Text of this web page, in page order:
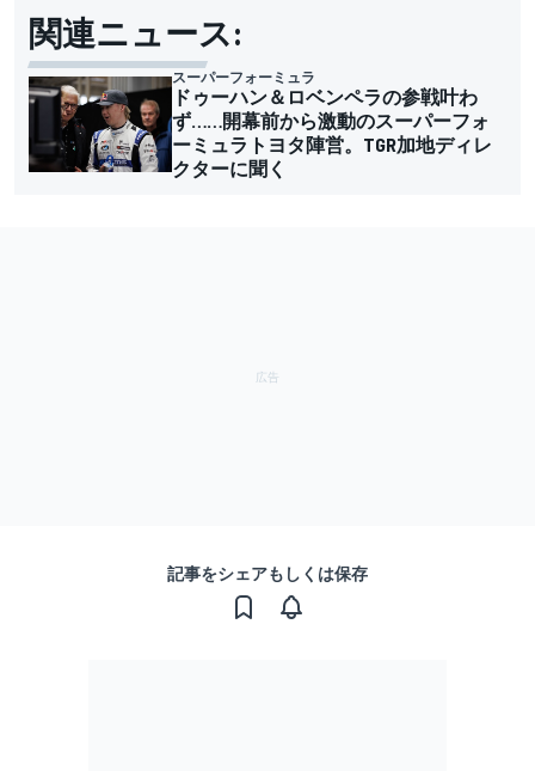
関連ニュース:
スーパーフォーミュラ
ドゥーハン＆ロベンペラの参戦叶わ
ず……開幕前から激動のスーパーフォ
ーミュラトヨタ陣営。TGR加地ディレ
クターに聞く
記事をシェアもしくは保存